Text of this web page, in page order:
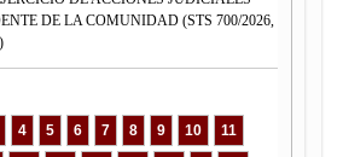
DE LA COMUNIDAD (STS 700/2026,
4 5 6 7 8 9 10 11